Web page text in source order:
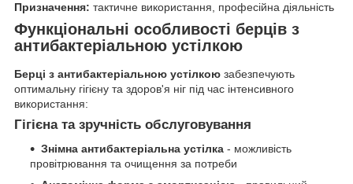
Призначення: тактичне використання, професійна діяльність
Функціональні особливості берців з
антибактеріальною устілкою
Берці з антибактеріальною устілкою забезпечують
оптимальну гігієну та здоров'я ніг під час інтенсивного
використання:
Гігієна та зручність обслуговування
Знімна антибактеріальна устілка - можливість
провітрювання та очищення за потреби